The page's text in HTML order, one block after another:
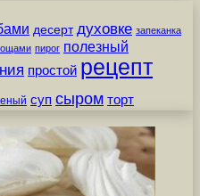
десерт духовке запеканка
пирог полезный
простой рецепт
суп сыром торт